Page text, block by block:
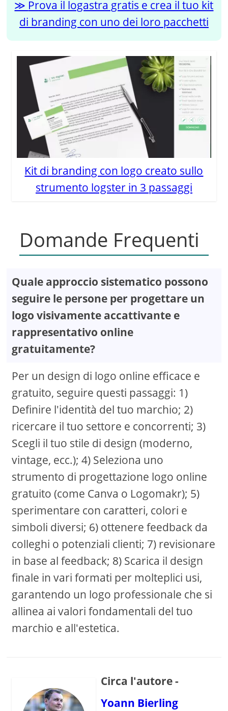
Prova il logastra gratis e crea il tuo kit
di branding con uno dei loro pacchetti
Kit di branding con logo creato sullo
strumento logster in 3 passaggi
Domande Frequenti
Quale approccio sistematico possono
seguire le persone per progettare un
logo visivamente accattivante e
rappresentativo online
gratuitamente?
Per un design di logo online efficace e
gratuito, seguire questi passaggi: 1)
Definire l'identità del tuo marchio; 2)
ricercare il tuo settore e concorrenti; 3)
Scegli il tuo stile di design (moderno,
vintage, ecc.); 4) Seleziona uno
strumento di progettazione logo online
gratuito (come Canva o Logomakr); 5)
sperimentare con caratteri, colori e
simboli diversi; 6) ottenere feedback da
colleghi o potenziali clienti; 7) revisionare
in base al feedback; 8) Scarica il design
finale in vari formati per molteplici usi,
garantendo un logo professionale che si
allinea ai valori fondamentali del tuo
marchio e all'estetica.
Circa l'autore -
Yoann Bierling